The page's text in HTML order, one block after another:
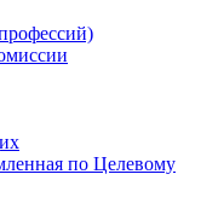
по Целевому